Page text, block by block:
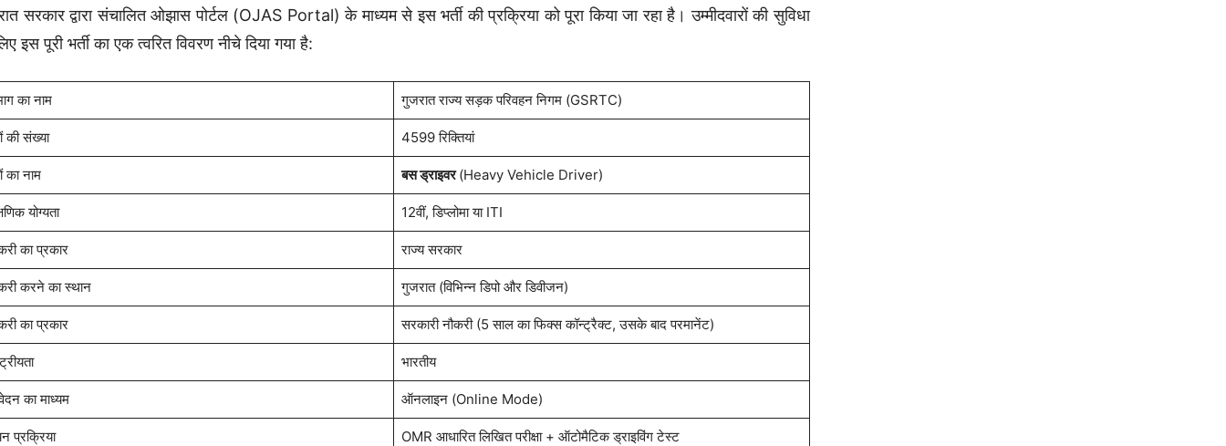
सरकार द्वारा संचालित ओझास पोर्टल (OJAS Portal) के माध्यम से इस भर्ती की प्रक्रिया को पूरा किया जा रहा है। उम्मीदवारों की सुविधा
इस पूरी भर्ती का एक त्वरित विवरण नीचे दिया गया है:
का नाम गुजरात राज्य सड़क परिवहन निगम (GSRTC)
की संख्या 4599 रिक्तियां
का नाम बस ड्राइवर(Heavy Vehicle Driver)
योग्यता 12वीं, डिप्लोमा या ITI
का प्रकार राज्य सरकार
करने का स्थान गुजरात (विभिन्न डिपो और डिवीजन)
का प्रकार सरकारी नौकरी (5 साल का फिक्स कॉन्ट्रैक्ट, उसके बाद परमानेंट)
भारतीय
का माध्यम ऑनलाइन (Online Mode)
प्रक्रिया OMR आधारित लिखित परीक्षा + ऑटोमैटिक ड्राइविंग टेस्ट